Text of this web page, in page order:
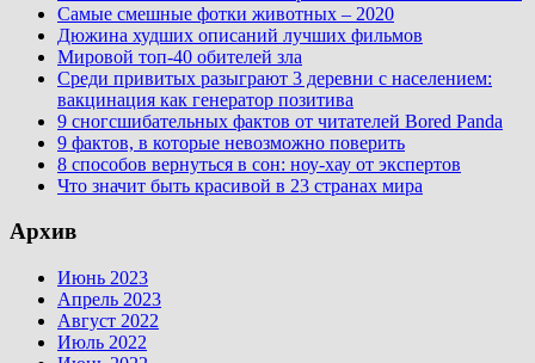
Самые смешные фотки животных – 2020
Дюжина худших описаний лучших фильмов
Мировой топ-40 обителей зла
Среди привитых разыграют 3 деревни с населением:
вакцинация как генератор позитива
9 сногсшибательных фактов от читателей Bored Panda
9 фактов, в которые невозможно поверить
8 способов вернуться в сон: ноу-хау от экспертов
Что значит быть красивой в 23 странах мира
Архив
Июнь 2023
Апрель 2023
Август 2022
Июль 2022